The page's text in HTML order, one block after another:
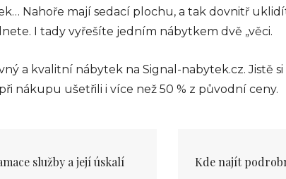
Nahoře mají sedací plochu, a tak dovnitř
I tady vyřešíte jedním nábytkem dvě „věci.
a kvalitní nábytek na Signal-nabytek.cz. Jistě
nákupu ušetřili i více než 50 % z původní ceny.
služby a její úskalí Kde najít